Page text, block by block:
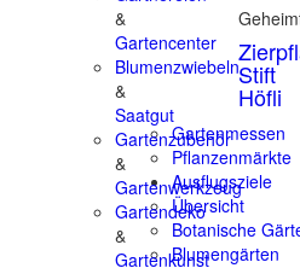
&
Gartencenter
Blumenzwiebeln
&
Saatgut
Gartenzubehör
&
Gartenwerkzeug
Gartendeko
&
Gartenkunst
Stift
Höfli
Gartenmessen
Pflanzenmärkte
Ausflugsziele
Übersicht
Botanische
Blumengärten